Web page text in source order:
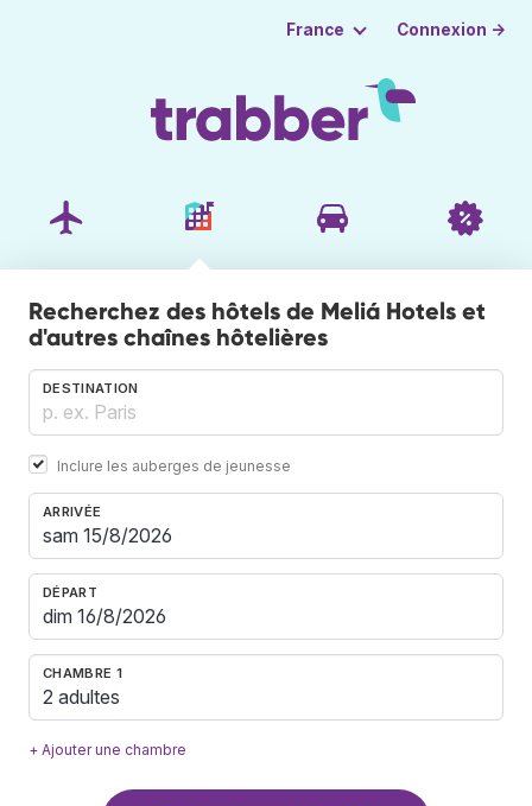
France Connexion →
Recherchez des hôtels de Meliá Hotels et
d'autres chaînes hôtelières
DESTINATION
Inclure les auberges de jeunesse
ARRIVÉE
DÉPART
CHAMBRE 1
2 adultes
+ Ajouter une chambre